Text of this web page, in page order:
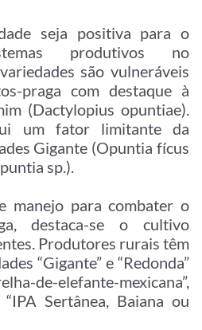
seja positiva para o
produtivos no
são vulneráveis
praga com destaque à
(Dactylopius opuntiae).
um fator limitante da
Gigante (Opuntia fícus
sp.).
manejo para combater o
destaca-se o cultivo
Produtores rurais têm
“Gigante” e “Redonda”
de-elefante-mexicana”,
Sertânea, Baiana ou